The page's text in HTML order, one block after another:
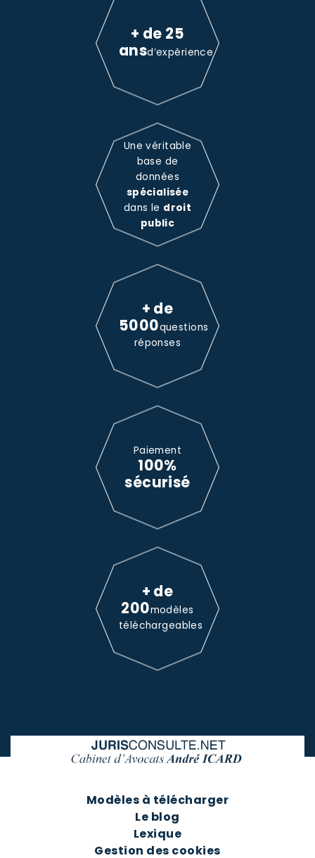
+ de 25
ansd’expérience
Une véritable
base de
données
spécialisée
dans le droit
public
+ de
5000questions
réponses
Paiement
100%
sécurisé
+ de
200modèles
téléchargeables
Modèles à télécharger
Le blog
Lexique
Gestion des cookies